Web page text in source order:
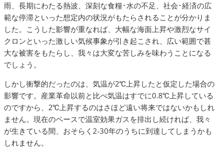
雨、長期にわたる熱波、深刻な食糧･水の不足、社会･経済の広
範な停滞といった想定内の状況がもたらされることが分かりま
した。こうした影響が重なれば、大幅な海面上昇や激烈なサイ
クロンといった激しい気候事象が引き起こされ、広い範囲で甚
大な被害をもたらし、我々は大変な苦しみを味わうことになる
でしょう。
しかし衝撃的だったのは、気温が2℃上昇したと仮定した場合の
影響です。産業革命以前と比べ気温はすでに0.8℃上昇している
のですから、2℃上昇するのはさほど遠い将来ではないかもしれ
ません。現在のペースで温室効果ガスを排出し続ければ、我々
が生きている間、おそらく2-30年のうちに到達してしまうかも
しれません。